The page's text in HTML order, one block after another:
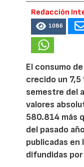
Redacción
1086
El consumo
crecido un 7,5
semestre del
valores
580.814 más
del pasado
publicadas en
difundidas por